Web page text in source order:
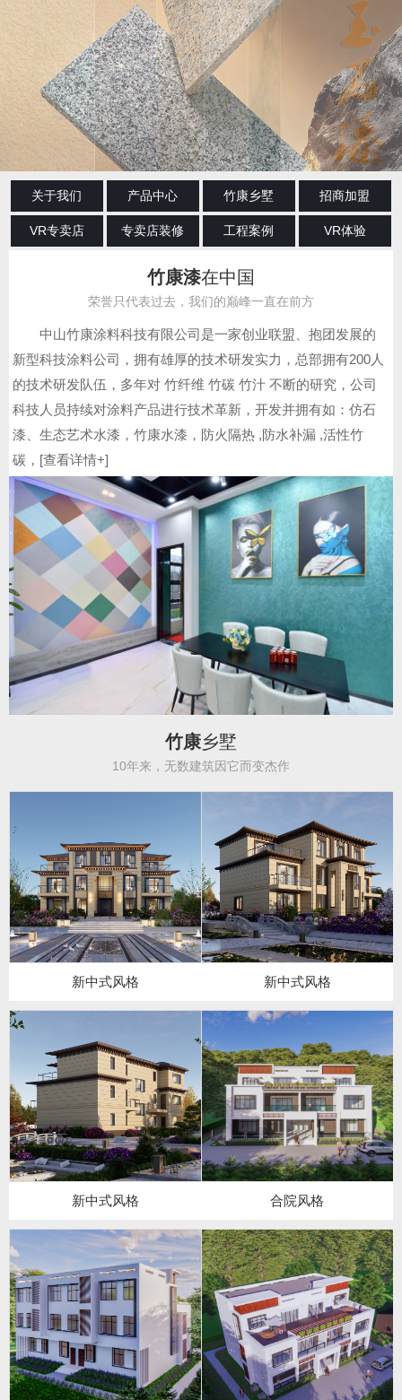
关于我们 产品中心 竹康乡墅 招商加盟
VR专卖店 专卖店装修 工程案例 VR体验
竹康漆在中国
荣誉只代表过去，我们的巅峰一直在前方
中山竹康涂料科技有限公司是一家创业联盟、抱团发展的
新型科技涂料公司，拥有雄厚的技术研发实力，总部拥有200人
的技术研发队伍，多年对 竹纤维 竹碳 竹汁 不断的研究，公司
科技人员持续对涂料产品进行技术革新，开发并拥有如：仿石
漆、生态艺术水漆，竹康水漆，防火隔热 ,防水补漏 ,活性竹
碳，[查看详情+]
竹康乡墅
10年来，无数建筑因它而变杰作
新中式风格 新中式风格
新中式风格 合院风格